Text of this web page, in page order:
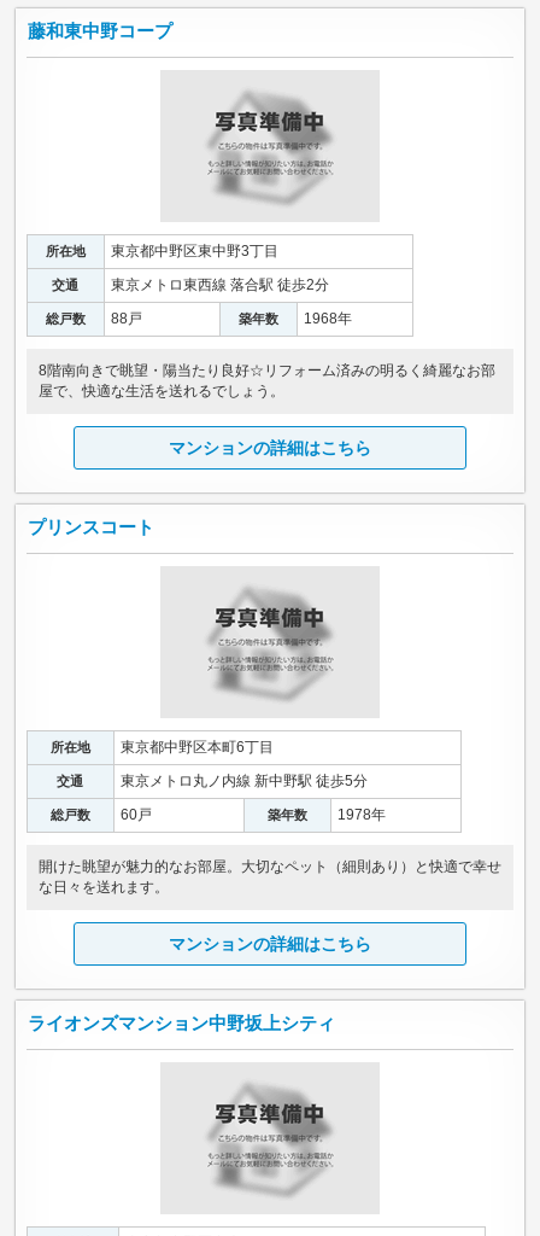
藤和東中野コープ
所在地 東京都中野区東中野3丁目
交通 東京メトロ東西線 落合駅 徒歩2分
総戸数 88戸 築年数 1968年
8階南向きで眺望・陽当たり良好☆リフォーム済みの明るく綺麗なお部
屋で、快適な生活を送れるでしょう。
マンションの詳細はこちら
プリンスコート
所在地 東京都中野区本町6丁目
交通 東京メトロ丸ノ内線 新中野駅 徒歩5分
総戸数 60戸 築年数 1978年
開けた眺望が魅力的なお部屋。大切なペット（細則あり）と快適で幸せ
な日々を送れます。
マンションの詳細はこちら
ライオンズマンション中野坂上シティ